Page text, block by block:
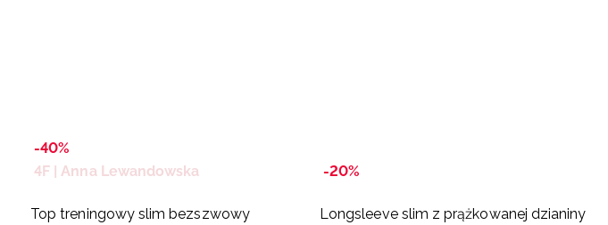
-40%
4F | Anna Lewandowska
Top treningowy slim bezszwowy
-20%
Longsleeve slim z prążkowanej dzianiny